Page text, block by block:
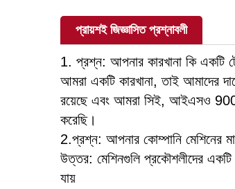
প্রায়শই জিজ্ঞাসিত প্রশ্নাবলী
1. প্রশ্ন: আপনার কারখানা কি একটি
আমরা একটি কারখানা, তাই আমাদের
রয়েছে এবং আমরা সিই, আইএসও 9001
করেছি।
2.প্রশ্ন: আপনার কোম্পানি মেশিনের
উত্তর: মেশিনগুলি প্রকৌশলীদের একটি
যায়